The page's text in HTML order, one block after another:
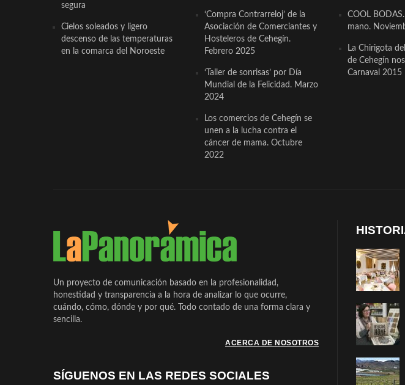
segura
Cielos soleados y ligero
descenso de las temperaturas
en la comarca del Noroeste
‘Compra Contrarreloj’ de la
Asociación de Comerciantes y
Hosteleros de Cehegín.
Febrero 2025
‘Taller de sonrisas’ por Día
Mundial de la Felicidad. Marzo
2024
Los comercios de Cehegín se
unen a la lucha contra el
cáncer de mama. Octubre
2022
COOL
mano.
La Chirigota
de Cehegín
Carnaval 2015
Un proyecto de comunicación basado en la profesionalidad,
honestidad y transparencia a la hora de analizar lo que ocurre,
cuándo, cómo, dónde y por qué. Todo contado de una forma clara y
sencilla.
ACERCA DE NOSOTROS
SÍGUENOS EN LAS REDES SOCIALES